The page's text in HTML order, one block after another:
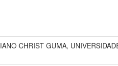
CHRIST GUMA,